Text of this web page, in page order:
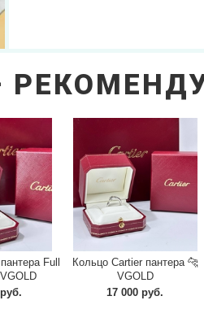
Full
Кольцо Cartier пантера 🐆
VGOLD
17 000 руб.